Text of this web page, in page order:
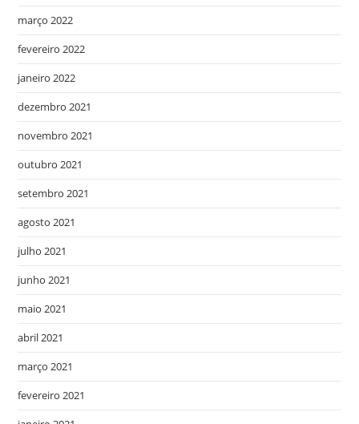
março 2022
fevereiro 2022
janeiro 2022
dezembro 2021
novembro 2021
outubro 2021
setembro 2021
agosto 2021
julho 2021
junho 2021
maio 2021
abril 2021
março 2021
fevereiro 2021